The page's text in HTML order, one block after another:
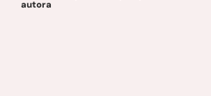
autora